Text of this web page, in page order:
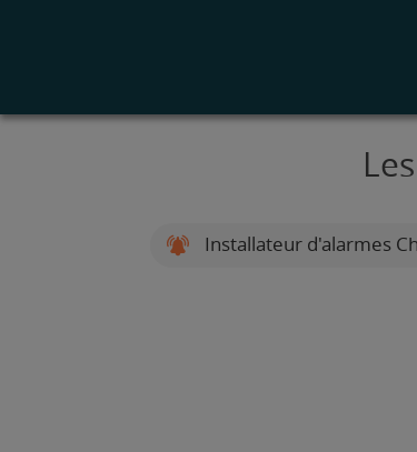
Installateur d'alarmes